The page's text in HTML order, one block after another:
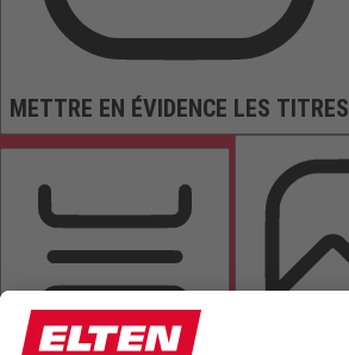
METTRE EN ÉVIDENCE LES TITRES